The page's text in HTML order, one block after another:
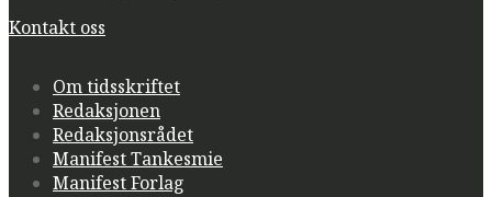
Kontakt oss
Om tidsskriftet
Redaksjonen
Redaksjonsrådet
Manifest Tankesmie
Manifest Forlag